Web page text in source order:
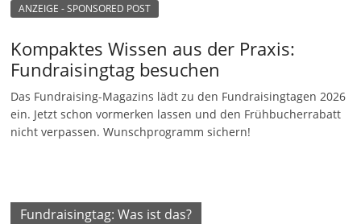
ANZEIGE - SPONSORED POST
Kompaktes Wissen aus der Praxis:
Fundraisingtag besuchen
Das Fundraising-Magazins lädt zu den Fundraisingtagen 2026
ein. Jetzt schon vormerken lassen und den Frühbucherrabatt
nicht verpassen. Wunschprogramm sichern!
Fundraisingtag: Was ist das?